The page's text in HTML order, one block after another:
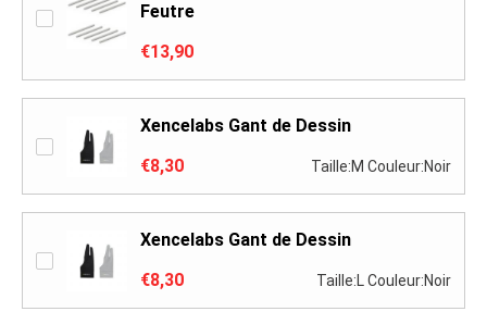
Feutre
€13,90
Xencelabs Gant de Dessin
€8,30
Taille:M Couleur:Noir
Xencelabs Gant de Dessin
€8,30
Taille:L Couleur:Noir